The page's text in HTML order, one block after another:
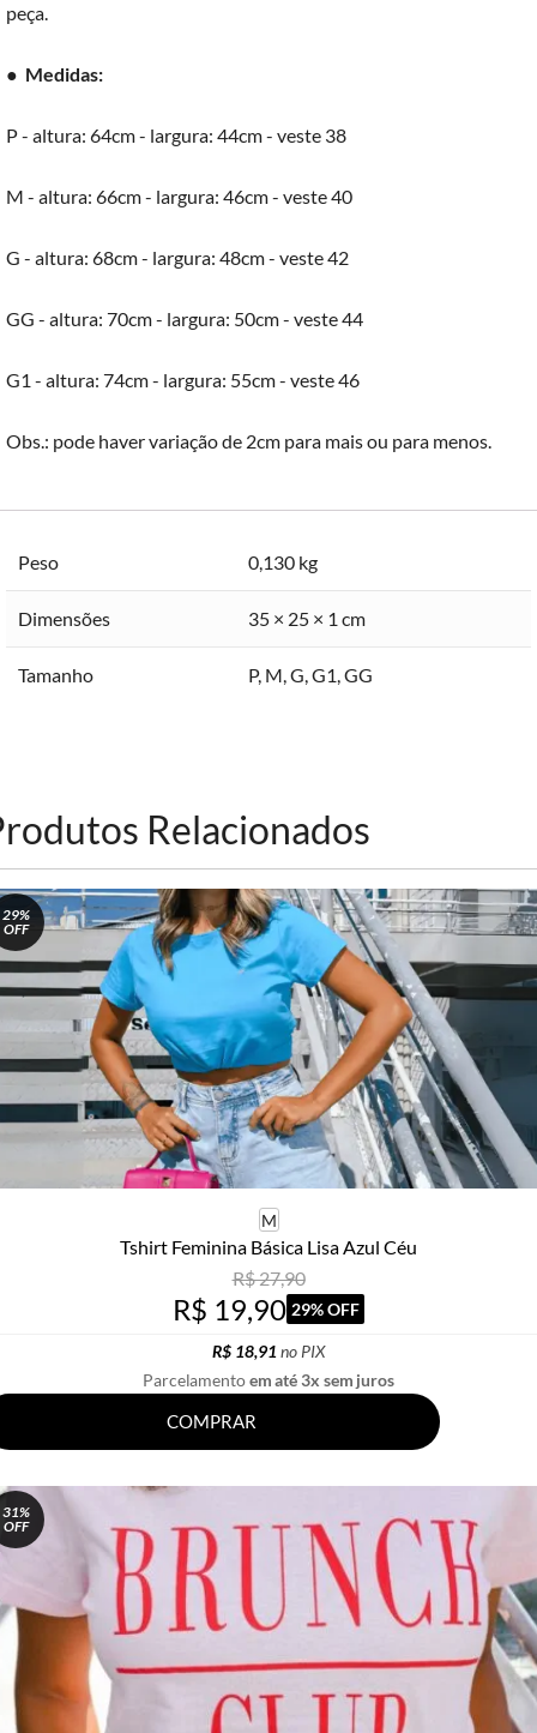
peça.
● Medidas:
P - altura: 64cm - largura: 44cm - veste 38
M - altura: 66cm - largura: 46cm - veste 40
G - altura: 68cm - largura: 48cm - veste 42
GG - altura: 70cm - largura: 50cm - veste 44
G1 - altura: 74cm - largura: 55cm - veste 46
Obs.: pode haver variação de 2cm para mais ou para menos.
Peso 0,130 kg
Dimensões 35 × 25 × 1 cm
Tamanho P, M,G,G1,GG
Relacionados
29%
OFF
M
Tshirt Feminina Básica Lisa Azul Céu
R$ 27,90
R$ 19,90 29% OFF
R$ 18,91no PIX
Parcelamentoem até 3x sem juros
COMPRAR
31%
OFF